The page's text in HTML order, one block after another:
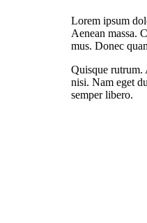
Lorem ipsum
Aenean massa.
mus. Donec
Quisque rutrum.
nisi. Nam eget
semper libero.